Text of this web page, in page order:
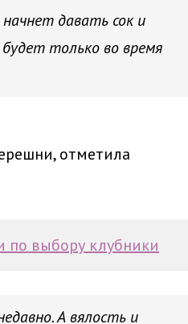
давать сок и
только во время
отметила
по выбору клубники
А вялость и